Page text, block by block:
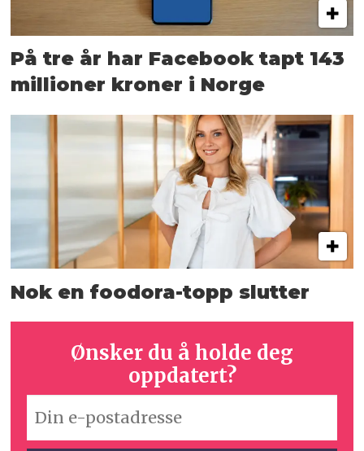
På tre år har Facebook tapt 143
millioner kroner i Norge
Nok en foodora-topp slutter
Ønsker du å holde deg
oppdatert?